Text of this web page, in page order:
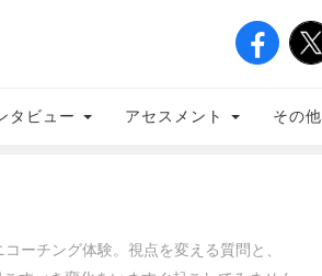
タビュー アセスメント その他
ーチング体験。視点を変える質問と、